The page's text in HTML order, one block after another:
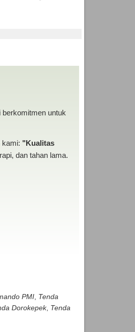
untuk
kami: "Kualitas
dan tahan lama.
PMI, Tenda
Dorokepek, Tenda